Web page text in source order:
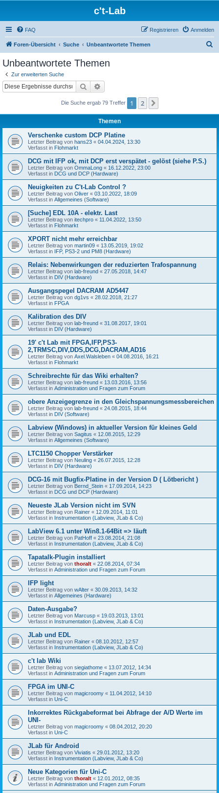
c't-Lab
FAQ Anmelden
Registrieren
Foren-Übersicht Suche Unbeantwortete Themen
Unbeantwortete Themen
Zur erweiterten Suche
Suche
Die Suche ergab 79 Treffer 1 2
Themen
Verschenke custom DCP Platine
Letzter Beitrag von hans23 « 04.04.2024, 13:30
Verfasst in Flohmarkt
DCG mit IFP ok, mit DCP erst verspätet - gelöst (siehe P.S.)
Letzter Beitrag von OmmaLong « 16.12.2022, 23:00
Verfasst in DCG und DCP (Hardware)
Neuigkeiten zu C't-Lab Control ?
Letzter Beitrag von Oliver « 03.10.2022, 18:09
Verfasst in Allgemeines (Software)
[Suche] EDL 10A - elektr. Last
Letzter Beitrag von itechpro « 11.04.2022, 13:50
Verfasst in Flohmarkt
XPORT nicht mehr erreichbar
Letzter Beitrag von martin09 « 13.05.2019, 19:02
Verfasst in IFP, PS3-2 und PM8 (Hardware)
Relais: Nebenwirkungen der reduzierten Trafospannung
Letzter Beitrag von lab-freund « 27.05.2018, 14:47
Verfasst in DIV (Hardware)
Ausgangspegel DACRAM AD5447
Letzter Beitrag von dg1vs « 28.02.2018, 21:27
Verfasst in FPGA
Kalibration des DIV
Letzter Beitrag von lab-freund « 31.08.2017, 19:01
Verfasst in DIV (Hardware)
19' c't Lab mit FPGA,IFP,PS3-
2,TRMSC,DIV,DDS,DCG,DACRAM,AD16
Letzter Beitrag von Axel.Walsleben « 04.08.2016, 16:21
Verfasst in Flohmarkt
Schreibrechte für das Wiki erhalten?
Letzter Beitrag von lab-freund « 13.03.2016, 13:56
Verfasst in Administration und Fragen zum Forum
obere Anzeigegrenze in den Gleichspannungsmessbereichen
Letzter Beitrag von lab-freund « 24.08.2015, 18:44
Verfasst in DIV (Software)
Labview (Windows) in aktueller Version für kleines Geld
Letzter Beitrag von Sagitus « 12.08.2015, 12:29
Verfasst in Allgemeines (Software)
LTC1150 Chopper Verstärker
Letzter Beitrag von Neuling « 26.07.2015, 12:28
Verfasst in DIV (Hardware)
DCG-16 mit Bugfix-Platine in der Version D ( Lötbericht )
Letzter Beitrag von Bernd_Stein « 17.09.2014, 14:23
Verfasst in DCG und DCP (Hardware)
Neueste JLab Version nicht im SVN
Letzter Beitrag von Rainer « 12.09.2014, 11:01
Verfasst in Instrumentation (Labview, JLab & Co)
LabView 6.1 unter Win8.1-64Bit => läuft
Letzter Beitrag von PatHoff « 23.08.2014, 21:08
Verfasst in Instrumentation (Labview, JLab & Co)
Tapatalk-Plugin installiert
Letzter Beitrag von thoralt « 22.08.2014, 07:34
Verfasst in Administration und Fragen zum Forum
IFP light
Letzter Beitrag von wAlter « 30.09.2013, 14:32
Verfasst in Allgemeines (Hardware)
Daten-Ausgabe?
Letzter Beitrag von Marcusp « 19.03.2013, 13:01
Verfasst in Instrumentation (Labview, JLab & Co)
JLab und EDL
Letzter Beitrag von Rainer « 08.10.2012, 12:57
Verfasst in Instrumentation (Labview, JLab & Co)
c't lab Wiki
Letzter Beitrag von siegiathome « 13.07.2012, 14:34
Verfasst in Administration und Fragen zum Forum
FPGA im UNI-C
Letzter Beitrag von magicroomy « 11.04.2012, 14:10
Verfasst in Uni-C
Inkorrektes Rückgabeformat bei Abfrage der A/D Werte im
UNI-
Letzter Beitrag von magicroomy « 08.04.2012, 20:20
Verfasst in Uni-C
JLab für Android
Letzter Beitrag von Viviatis « 29.01.2012, 13:20
Verfasst in Instrumentation (Labview, JLab & Co)
Neue Kategorien für Uni-C
Letzter Beitrag von thoralt « 12.01.2012, 08:35
Verfasst in Administration und Fragen zum Forum